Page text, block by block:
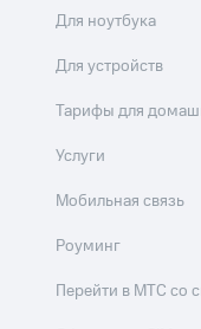
Для ноутбука
Для устройств
Тарифы для
Услуги
Мобильная связь
Роуминг
Перейти в МТС со